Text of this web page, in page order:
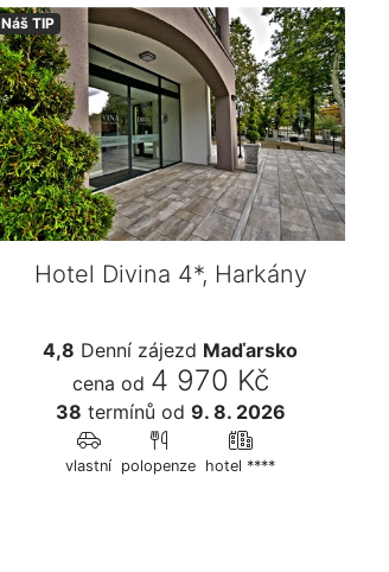
Náš TIP
Hotel Divina 4*, Harkány
4,8 Denní zájezd Maďarsko
cena od 4 970 Kč
38 termínů od 9. 8. 2026
vlastní polopenze hotel ****